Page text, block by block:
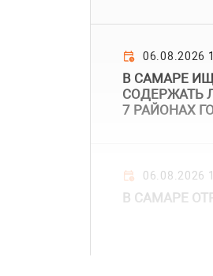
06.08.2026
В САМАРЕ
СОДЕРЖАТЬ
7 РАЙОНАХ
06.08.2026
В САМАРЕ